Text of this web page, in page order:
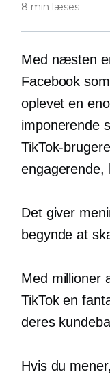
8 min læses
Med næsten
Facebook
oplevet en
imponerende
TikTok-
engagerende,
Det giver
begynde at
Med millioner
TikTok en
deres
Hvis du